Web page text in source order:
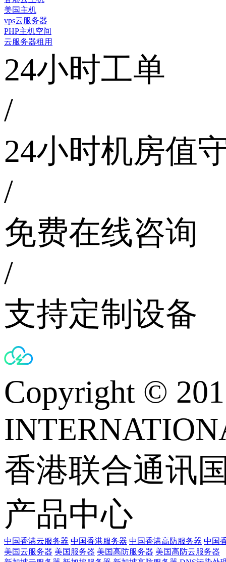
美国主机
vps云服务器
PHP主机空间
云服务器租用
24小时工单
/
24小时机房值
/
免费在线咨询
/
支持定制设备
Copyright ©
香港联合通讯
产品中心
中国香港云服务器 中国香港服务器 中国香港高防服务器 中国
美国云服务器 美国服务器 美国高防服务器 美国高防云服务器